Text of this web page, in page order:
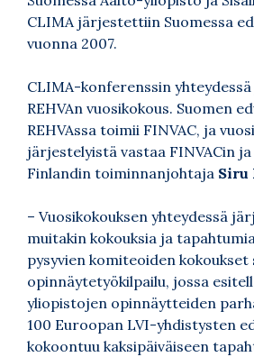
CLIMA järjestettiin Suomessa
vuonna 2007.
CLIMA-konferenssin
REHVAn vuosikokous. Suomen
REHVAssa toimii FINVAC, ja
järjestelyistä vastaa FINVACin
Finlandin toiminnanjohtaja Siru
– Vuosikokouksen yhteydessä
muitakin kokouksia ja
pysyvien komiteoiden kokoukset
opinnäytetyökilpailu, jossa
yliopistojen opinnäytteiden
100 Euroopan LVI-yhdistysten
kokoontuu kaksipäiväiseen